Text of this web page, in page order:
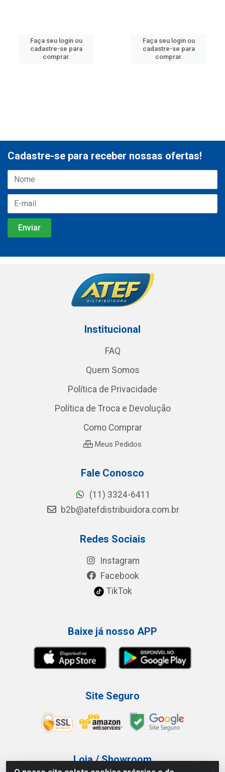
Faça seu login ou
cadastre-se para
comprar.
Faça seu login ou
cadastre-se para
comprar.
Cadastre-se para receber nossas ofertas!
Institucional
FAQ
Quem Somos
Política de Privacidade
Política de Troca e Devolução
Como Comprar
Meus Pedidos
Fale Conosco
(11) 3324-6411
b2b@atefdistribuidora.com.br
Redes Sociais
Instagram
Facebook
TikTok
Baixe já nosso APP
Site Seguro
Loja / Showroom